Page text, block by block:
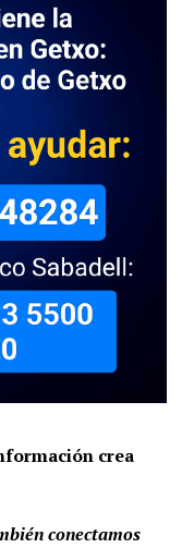
crea
conectamos